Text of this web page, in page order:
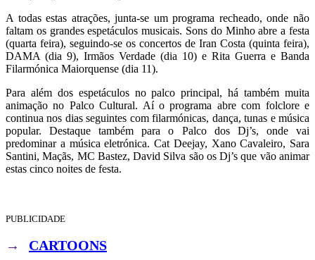
A todas estas atrações, junta-se um programa recheado, onde não
faltam os grandes espetáculos musicais. Sons do Minho abre a festa
(quarta feira), seguindo-se os concertos de Iran Costa (quinta feira),
DAMA (dia 9), Irmãos Verdade (dia 10) e Rita Guerra e Banda
Filarmónica Maiorquense (dia 11).
Para além dos espetáculos no palco principal, há também muita
animação no Palco Cultural. Aí o programa abre com folclore e
continua nos dias seguintes com filarmónicas, dança, tunas e música
popular. Destaque também para o Palco dos Dj’s, onde vai
predominar a música eletrónica. Cat Deejay, Xano Cavaleiro, Sara
Santini, Maçãs, MC Bastez, David Silva são os Dj’s que vão animar
estas cinco noites de festa.
PUBLICIDADE
→ CARTOONS